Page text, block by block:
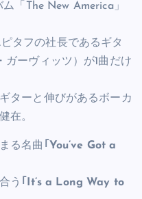
「The New America」
タフの社長であるギタ
ーヴィッツ）が1曲だけ
ターと伸びがあるボーカ
在。
る名曲 ｢You’ve Got a
う ｢It’s a Long Way to